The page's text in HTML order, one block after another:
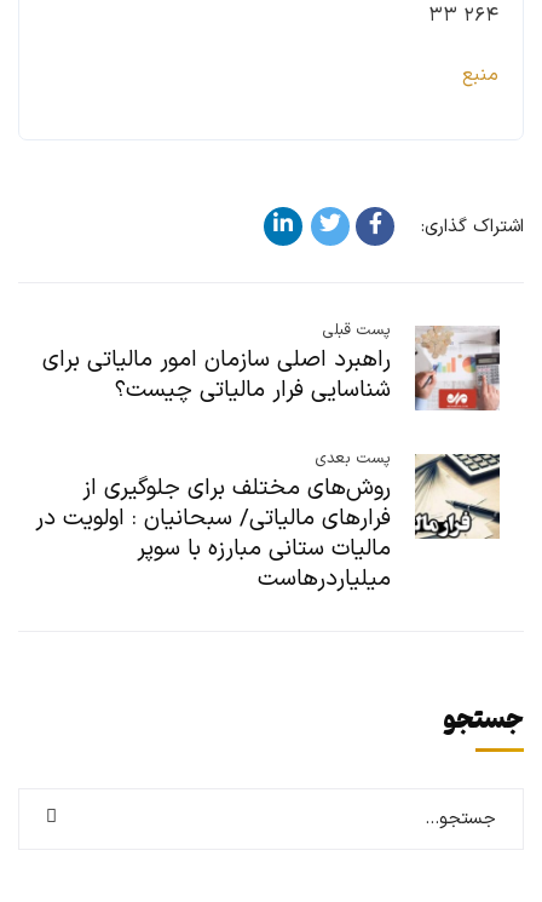
۲۶۴ ۳۳
منبع
اشتراک گذاری:
پست قبلی
راهبرد اصلی سازمان امور مالیاتی برای
شناسایی فرار مالیاتی چیست؟
پست بعدی
روش‌های مختلف برای جلوگیری از
فرارهای مالیاتی/ سبحانیان : اولویت در
مالیات ستانی مبارزه با سوپر
میلیاردرهاست
جستجو